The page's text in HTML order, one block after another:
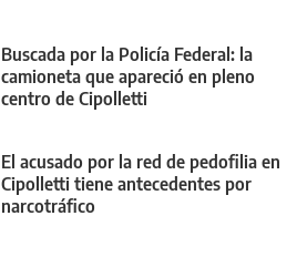
Buscada por la Policía Federal: la
camioneta que apareció en pleno
centro de Cipolletti
El acusado por la red de pedofilia en
Cipolletti tiene antecedentes por
narcotráfico